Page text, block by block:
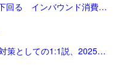
「国内百貨店4社の7月売り上げ前年下回る インバウンド消費減で | ロイター」
「エルメス、800万円で2枠？ 転売対策としての1:1説、2025年版。ほぼ完結（？）編。」